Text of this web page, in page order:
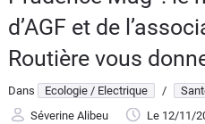
Essais
Guide
d'achat
d’AGF et de
Routière vous
Dans Ecologie / Electrique /
Séverine Alibeu
Le 12/11/